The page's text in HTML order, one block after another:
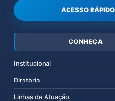
ACESSO RÁPIDO
CONHEÇA
Institucional
Diretoria
Linhas de Atuação